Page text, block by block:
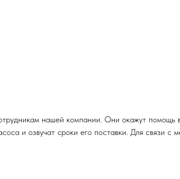
нашей компании. Они окажут
и озвучат сроки его поставки. Для связи с